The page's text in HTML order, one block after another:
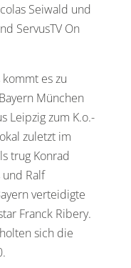
Seiwald und
ServusTV On
es zu
München
Leipzig zum K.o.-
zuletzt im
trug Konrad
Ralf
verteidigte
Franck Ribery.
sich die